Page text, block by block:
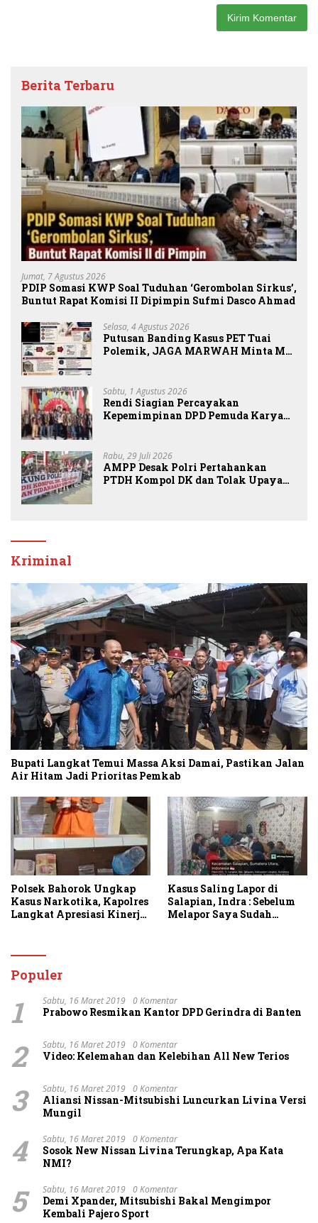
Berita Terbaru
Jumat, 7 Agustus 2026
PDIP Somasi KWP Soal Tuduhan ‘Gerombolan Sirkus’,
Buntut Rapat Komisi II Dipimpin Sufmi Dasco Ahmad
Selasa, 4 Agustus 2026
Putusan Banding Kasus PET Tuai
Polemik, JAGA MARWAH Minta MA
Sabtu, 1 Agustus 2026
Rendi Siagian Percayakan
Kepemimpinan DPD Pemuda Karya
Rabu, 29 Juli 2026
AMPP Desak Polri Pertahankan
PTDH Kompol DK dan Tolak Upaya
Kriminal
Bupati Langkat Temui Massa Aksi Damai, Pastikan Jalan
Air Hitam Jadi Prioritas Pemkab
Polsek Bahorok Ungkap
Kasus Narkotika, Kapolres
Langkat Apresiasi Kinerja
Layanan 110
Kasus Saling Lapor di
Salapian, Indra : Sebelum
Melapor Saya Sudah
Populer
1 Sabtu, 16 Maret 2019 0 Komentar
Prabowo Resmikan Kantor DPD Gerindra di Banten
2 Sabtu, 16 Maret 2019 0 Komentar
Video: Kelemahan dan Kelebihan All New Terios
3 Sabtu, 16 Maret 2019 0 Komentar
Aliansi Nissan-Mitsubishi Luncurkan Livina Versi
Mungil
4 Sabtu, 16 Maret 2019 0 Komentar
Sosok New Nissan Livina Terungkap, Apa Kata
NMI?
5 Sabtu, 16 Maret 2019 0 Komentar
Demi Xpander, Mitsubishi Bakal Mengimpor
Kembali Pajero Sport